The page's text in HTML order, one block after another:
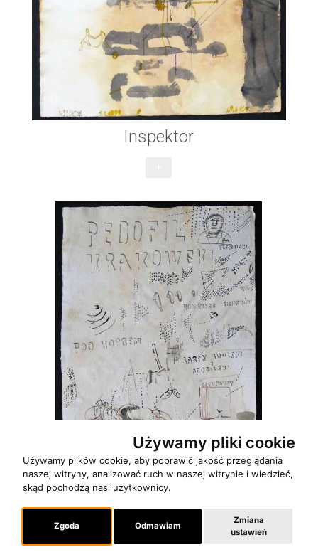
Używamy pliki cookie
Używamy plików cookie, aby poprawić jakość przeglądania
naszej witryny, analizować ruch w naszej witrynie i wiedzieć,
skąd pochodzą nasi użytkownicy.
Zgoda Odmawiam
Zmiana
ustawień
Inspektor
Pedofil Krakowski
+